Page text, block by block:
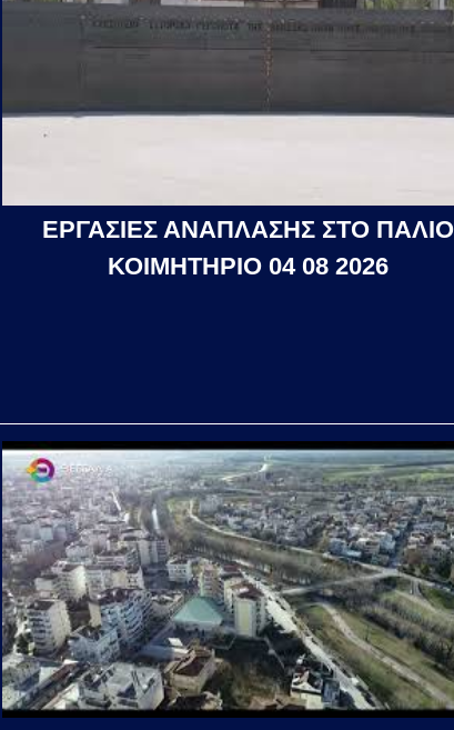
ΕΡΓΑΣΙΕΣ ΑΝΑΠΛΑΣΗΣ ΣΤΟ ΠΑΛΙΟ
ΚΟΙΜΗΤΗΡΙΟ 04 08 2026